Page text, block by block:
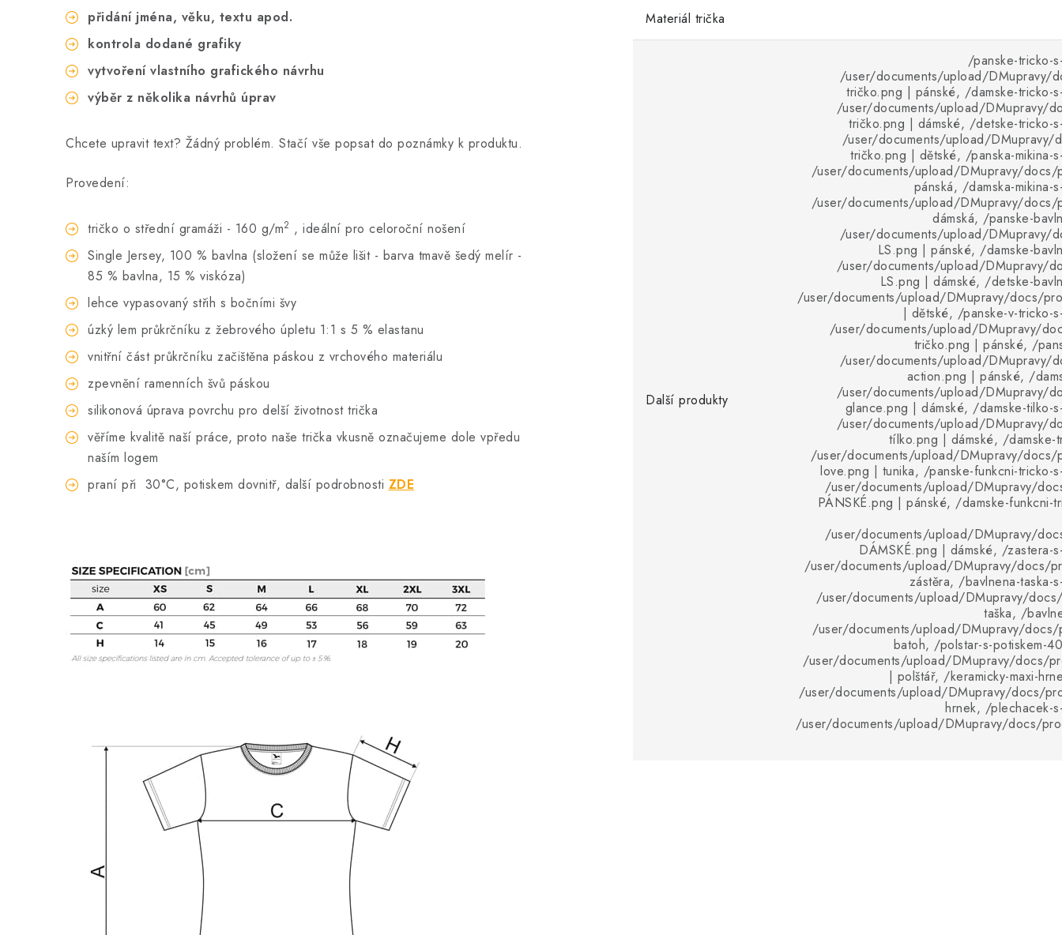
přidání jména, věku, textu apod.
kontrola dodané grafiky
vytvoření vlastního grafického návrhu
výběr z několika návrhů úprav
Chcete upravit text? Žádný problém. Stačí vše popsat do poznámky k produktu.
Provedení:
tričko o střední gramáži - 160 g/m2 , ideální pro celoroční nošení
Single Jersey, 100 % bavlna (složení se může lišit - barva tmavě šedý melír -
85 % bavlna, 15 % viskóza)
lehce vypasovaný střih s bočními švy
úzký lem průkrčníku z žebrového úpletu 1:1 s 5 % elastanu
vnitřní část průkrčníku začištěna páskou z vrchového materiálu
zpevnění ramenních švů páskou
silikonová úprava povrchu pro delší životnost trička
věříme kvalitě naší práce, proto naše trička vkusně označujeme dole vpředu
naším logem
praní při 30°C, potiskem dovnitř, další podrobnosti ZDE
Materiál trička
Další produkty
/panske-tricko-
/user/documents/upload/DMupravy/
tričko.png | pánské, /damske-tricko-
/user/documents/upload/DMupravy/
tričko.png | dámské, /detske-tricko-
/user/documents/upload/DMupravy/
tričko.png | dětské, /panska-mikina-
/user/documents/upload/DMupravy/docs/
pánská, /damska-
/user/documents/upload/DMupravy/docs/
dámská, /panske-
/user/documents/upload/DMupravy/
LS.png | pánské, /damske-
/user/documents/upload/DMupravy/
LS.png | dámské, /detske-
/user/documents/upload/DMupravy/docs/
| dětské, /panske-v-tricko-
/user/documents/upload/DMupravy/
tričko.png | pánské, /
/user/documents/upload/DMupravy/
action.png | pánské, /
/user/documents/upload/DMupravy/
glance.png | dámské, /damske-tilko-
/user/documents/upload/DMupravy/
tílko.png | dámské, /
/user/documents/upload/DMupravy/docs/
love.png | tunika, /panske-funkcni-tricko-
/user/documents/upload/DMupravy/
PÁNSKÉ.png | pánské, /damske-funkcni-
/user/documents/upload/DMupravy/
DÁMSKÉ.png | dámské, /zastera-
/user/documents/upload/DMupravy/docs/
zástěra, /bavlnena-taska-
/user/documents/upload/DMupravy/
taška, /
/user/documents/upload/DMupravy/
batoh, /polstar-s-potiskem-
/user/documents/upload/DMupravy/docs/
| polštář, /keramicky-maxi-
/user/documents/upload/DMupravy/docs/
hrnek, /plechacek-
/user/documents/upload/DMupravy/docs/